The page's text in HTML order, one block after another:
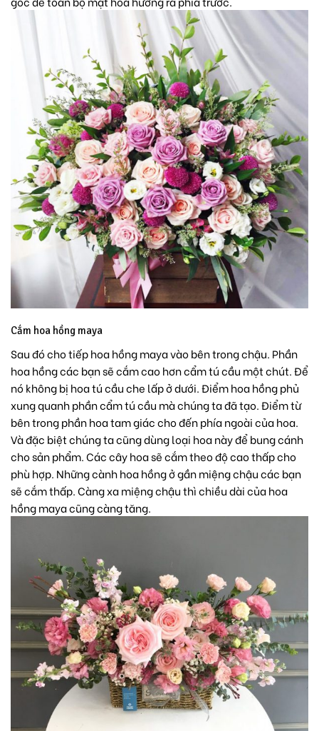
Cắm hoa hồng maya
Sau đó cho tiếp hoa hồng maya vào bên trong chậu. Phần
hoa hồng các bạn sẽ cắm cao hơn cẩm tú cầu một chút. Để
nó không bị hoa tú cầu che lấp ở dưới. Điểm hoa hồng phủ
xung quanh phần cẩm tú cầu mà chúng ta đã tạo. Điểm từ
bên trong phần hoa tam giác cho đến phía ngoài của hoa.
Và đặc biệt chúng ta cũng dùng loại hoa này để bung cánh
cho sản phẩm. Các cây hoa sẽ cắm theo độ cao thấp cho
phù hợp. Những cành hoa hồng ở gần miệng chậu các bạn
sẽ cắm thấp. Càng xa miệng chậu thì chiều dài của hoa
hồng maya cũng càng tăng.